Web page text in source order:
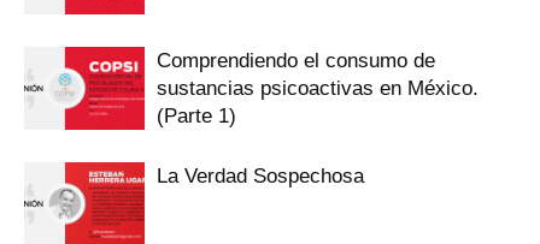
Comprendiendo el consumo de
sustancias psicoactivas en México.
(Parte 1)
La Verdad Sospechosa